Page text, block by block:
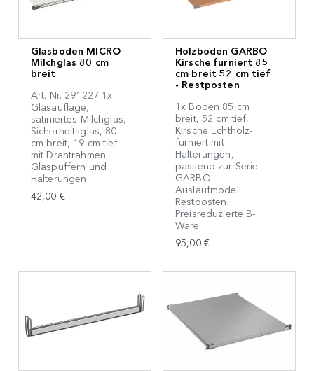
Glasboden MICRO
Milchglas 80 cm
breit
Art. Nr. 291227 1x
Glasauflage,
satiniertes Milchglas,
Sicherheitsglas, 80
cm breit, 19 cm tief
mit Drahtrahmen,
Glaspuffern und
Halterungen
42,00 €
Holzboden GARBO
Kirsche furniert 85
cm breit 52 cm tief
- Restposten
1x Boden 85 cm
breit, 52 cm tief,
Kirsche Echtholz-
furniert mit
Halterungen,
passend zur Serie
GARBO
Auslaufmodell
Restposten!
Preisreduzierte B-
Ware
95,00 €